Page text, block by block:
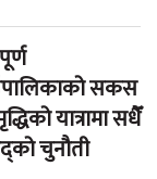
सकस
यात्रामा सधैँ
चुनौती